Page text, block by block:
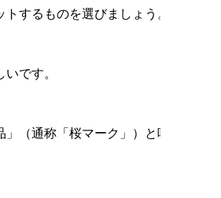
するものを選びましょう。
です。
（通称「桜マーク」）と呼